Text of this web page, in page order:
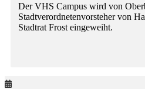
Der VHS Campus wird von
Stadtverordnetenvorsteher von
Stadtrat Frost eingeweiht.